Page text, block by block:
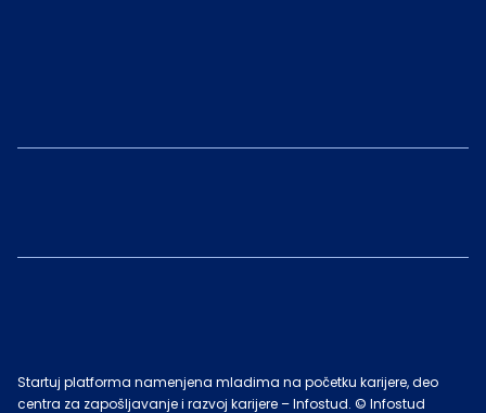
Startuj platforma namenjena mladima na početku karijere, deo
centra za zapošljavanje i razvoj karijere – Infostud. © Infostud